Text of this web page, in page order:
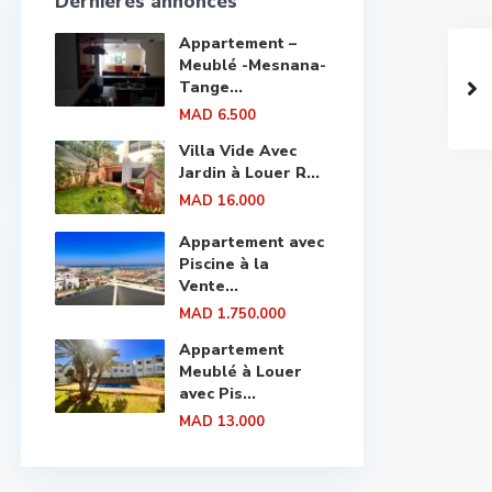
Appartement –
Meublé -Mesnana-
Tange...
MAD 6.500
Villa Vide Avec
Jardin à Louer R...
MAD 16.000
Appartement avec
Piscine à la
Vente...
MAD 1.750.000
Appartement
Meublé à Louer
avec Pis...
MAD 13.000